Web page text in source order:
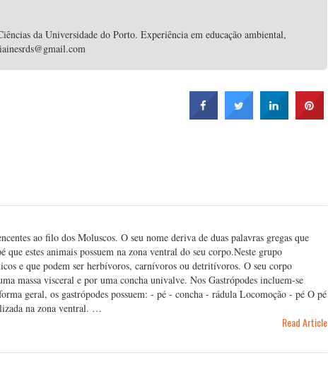
da Universidade do Porto. Experiência em educação ambiental,
ao filo dos Moluscos. O seu nome deriva de duas palavras gregas que
estes animais possuem na zona ventral do seu corpo.Neste grupo
e que podem ser herbívoros, carnívoros ou detritívoros. O seu corpo
massa visceral e por uma concha univalve. Nos Gastrópodes incluem-se
geral, os gastrópodes possuem: - pé - concha - rádula Locomoção - pé O pé
na zona ventral. …
Read Article